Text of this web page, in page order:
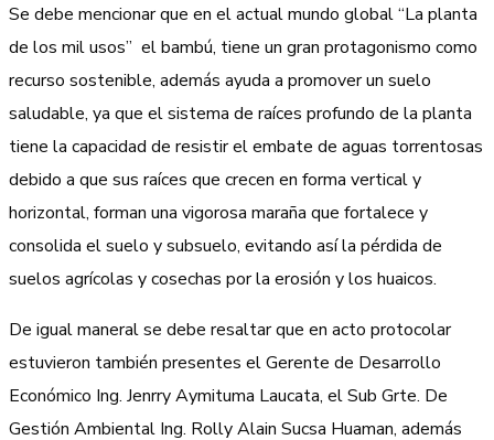
Se debe mencionar que en el actual mundo global “La planta
de los mil usos” el bambú, tiene un gran protagonismo como
recurso sostenible, además ayuda a promover un suelo
saludable, ya que el sistema de raíces profundo de la planta
tiene la capacidad de resistir el embate de aguas torrentosas
debido a que sus raíces que crecen en forma vertical y
horizontal, forman una vigorosa maraña que fortalece y
consolida el suelo y subsuelo, evitando así la pérdida de
suelos agrícolas y cosechas por la erosión y los huaicos.
De igual maneral se debe resaltar que en acto protocolar
estuvieron también presentes el Gerente de Desarrollo
Económico Ing. Jenrry Aymituma Laucata, el Sub Grte. De
Gestión Ambiental Ing. Rolly Alain Sucsa Huaman, además